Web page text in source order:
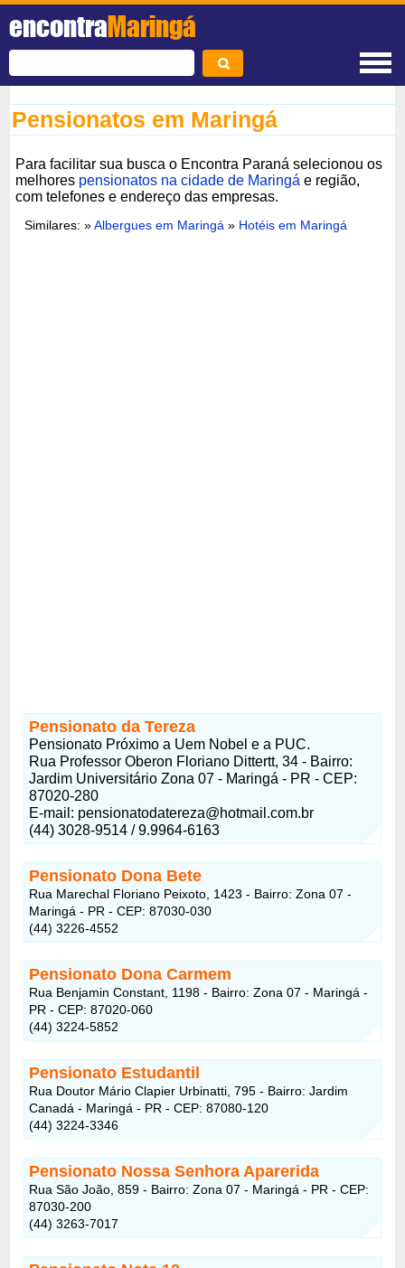
encontraMaringá
Pensionatos em Maringá
Para facilitar sua busca o Encontra Paraná selecionou os
melhores pensionatos na cidade de Maringá e região,
com telefones e endereço das empresas.
Similares: »Albergues em Maringá » Hotéis em Maringá
Pensionato da Tereza
Pensionato Próximo a Uem Nobel e a PUC.
Rua Professor Oberon Floriano Dittertt, 34 - Bairro:
Jardim Universitário Zona 07 - Maringá - PR - CEP:
87020-280
E-mail: pensionatodatereza@hotmail.com.br
(44) 3028-9514 / 9.9964-6163
Pensionato Dona Bete
Rua Marechal Floriano Peixoto, 1423 - Bairro: Zona 07 -
Maringá - PR - CEP: 87030-030
(44) 3226-4552
Pensionato Dona Carmem
Rua Benjamin Constant, 1198 - Bairro: Zona 07 - Maringá -
PR - CEP: 87020-060
(44) 3224-5852
Pensionato Estudantil
Rua Doutor Mário Clapier Urbinatti, 795 - Bairro: Jardim
Canadá - Maringá - PR - CEP: 87080-120
(44) 3224-3346
Pensionato Nossa Senhora Aparerida
Rua São João, 859 - Bairro: Zona 07 - Maringá - PR - CEP:
87030-200
(44) 3263-7017